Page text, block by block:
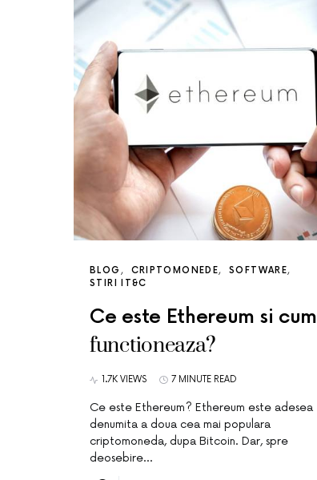
BLOG CRIPTOMONEDE
SOFTWARE
STIRI IT&C
Ce este Ethereum si cum
functioneaza?
1.7K VIEWS 7 MINUTE READ
Ce este Ethereum? Ethereum este adesea
denumita a doua cea mai populara
criptomoneda, dupa Bitcoin. Dar, spre
deosebire…